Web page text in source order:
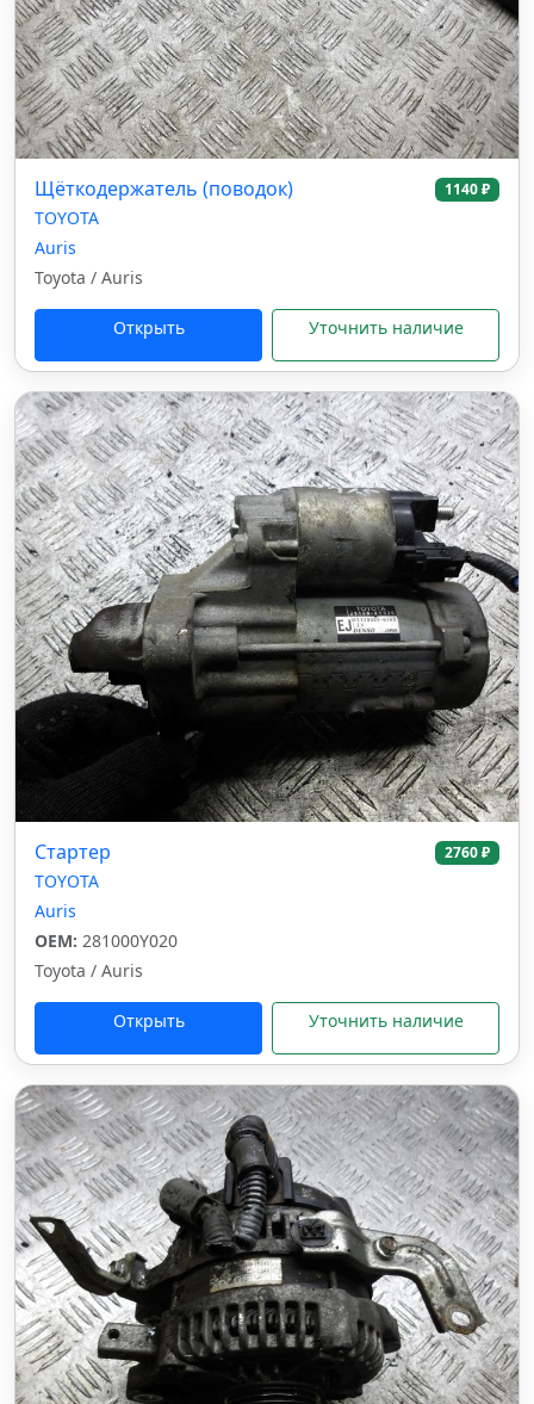
Щёткодержатель (поводок) 1140 ₽
TOYOTA
Auris
Toyota / Auris
Открыть Уточнить наличие
Стартер 2760 ₽
TOYOTA
Auris
OEM: 281000Y020
Toyota / Auris
Открыть Уточнить наличие